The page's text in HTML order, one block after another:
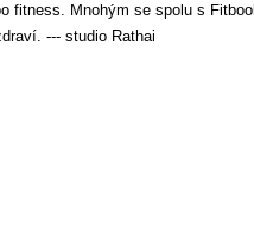
fitness. Mnohým se spolu s
--- studio Rathai